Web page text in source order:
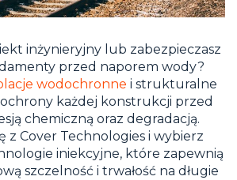
inżynieryjny lub zabezpieczasz
przed naporem wody?
wodochronne i strukturalne
każdej konstrukcji przed
chemiczną oraz degradacją.
z Cover Technologies i wybierz
iniekcyjne, które zapewnią
szczelność i trwałość na długie